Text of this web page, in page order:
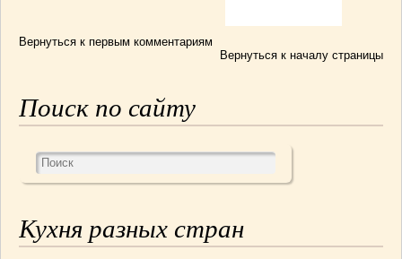
Вернуться к первым комментариям
Вернуться к началу страницы
Поиск по сайту
Кухня разных стран